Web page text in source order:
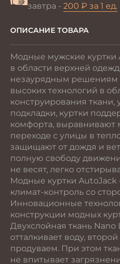
завтра - 200 ₽ за 1 ед.
ОПИСАНИЕ ТОВАРА
Модные мужские куртки
в области верхней
незаурядным решениям
высоких технологий в
конструирования ткани,
подкладки, куртки
комфорта, выравнивают
переходе с улицы в
защищают от дождя и
полную свободу
не весят, легко
Модные куртки
климат-контроль со
Инновационные
конструкции модных
Двухслойная ткань
отталкивает воду,
продуваем. При этом
не впитывает